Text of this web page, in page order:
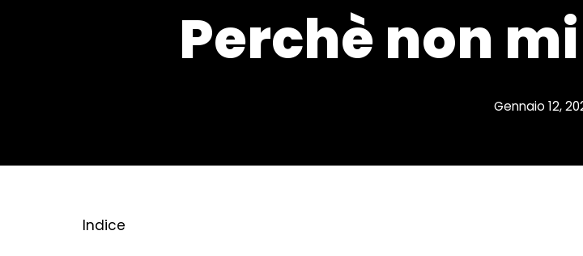
Perchè non
Gennaio 12,
Indice